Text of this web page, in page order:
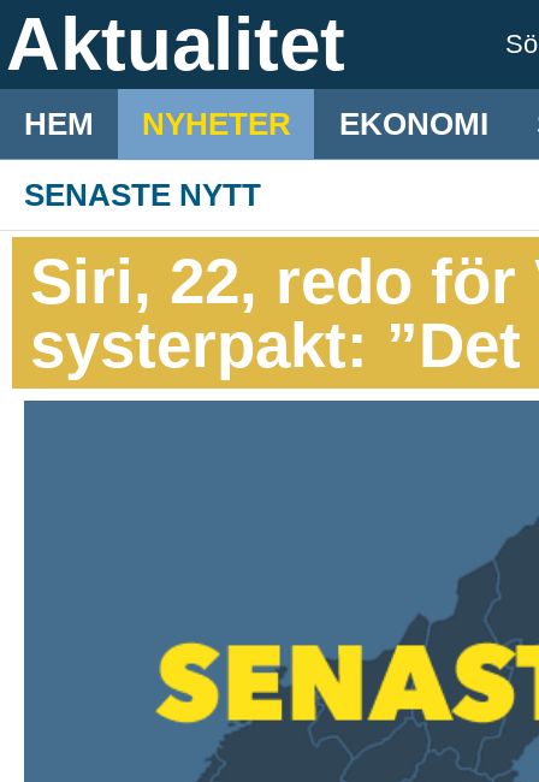
Aktualitet
HEM NYHETER EKONOMI
SENASTE NYTT
Siri, 22, redo
systerpakt: